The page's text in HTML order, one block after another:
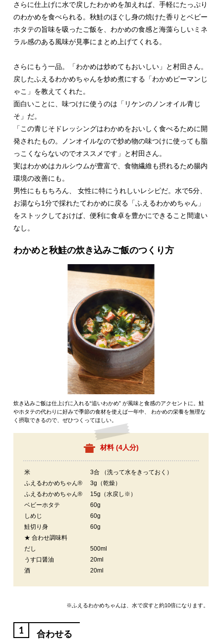
さらに仕上げに水で戻したわかめを加えれば、手軽にたっぷり
のわかめを食べられる。秋鮭のほぐし身の焼けた香りとベビー
ホタテの旨味を吸ったご飯を、わかめの食感と海藻らしいミネ
ラル感のある風味が見事にまとめ上げてくれる。
さらにもう一品。「わかめは炒めてもおいしい」と村田さん。
戻したふえるわかめちゃんを炒め煮にする「わかめピーマンじ
ゃこ」を教えてくれた。
面白いことに、味つけに使うのは「リケンのノンオイル青じ
そ」だ。
「この青じそドレッシングはわかめをおいしく食べるために開
発されたもの。ノンオイルなので炒め物の味つけに使っても脂
っこくならないのでオススメです」と村田さん。
実はわかめはカルシウムが豊富で、食物繊維も摂れるため腸内
環境の改善にも。
男性にももちろん、 女性に特にうれしいレシピだ。水で5分、
お湯なら1分で採れたてわかめに戻る「ふえるわかめちゃん」
をストックしておけば、便利に食卓を豊かにできること間違い
なし。
わかめと秋鮭の炊き込みご飯のつくり方
炊き込みご飯は仕上げに入れる“追いわかめ” が風味と食感のアクセントに。鮭
やホタテの代わりに好みで季節の食材を使えば一年中、 わかめの栄養を無理な
く摂取できるので、ぜひつくってほしい。
材料 (4人分)
米
3合 （洗って水をきっておく）
ふえるわかめちゃん®
3g（乾燥）
ふえるわかめちゃん®
15g（水戻し※）
ベビーホタテ
60g
しめじ
60g
鮭切り身
60g
★ 合わせ調味料
だし
500ml
うす口醤油
20ml
酒
20ml
※ふえるわかめちゃんは、水で戻すと約10倍になります。
1 合わせる